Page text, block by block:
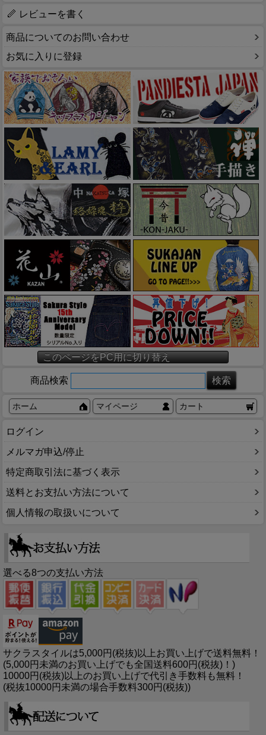
レビューを書く
商品についてのお問い合わせ
お気に入りに登録
このページをPC用に切り替え
商品検索
ホーム マイページ カート
ログイン
メルマガ申込/停止
特定商取引法に基づく表示
送料とお支払い方法について
個人情報の取扱いについて
選べる8つの支払い方法
サクラスタイルは5,000円(税抜)以上お買い上げで送料無料！
(5,000円未満のお買い上げでも全国送料600円(税抜)！)
10000円(税抜)以上のお買い上げで代引き手数料も無料！
(税抜10000円未満の場合手数料300円(税抜))